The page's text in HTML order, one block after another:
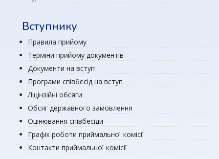
Вступнику
Правила прийому
Терміни прийому документів
Документи на вступ
Програми співбесід на вступ
Ліцінзійні обсяги
Обсяг державного замовлення
Оцінювання співбесіди
Графік роботи приймальної комісії
Контакти приймальної комісії